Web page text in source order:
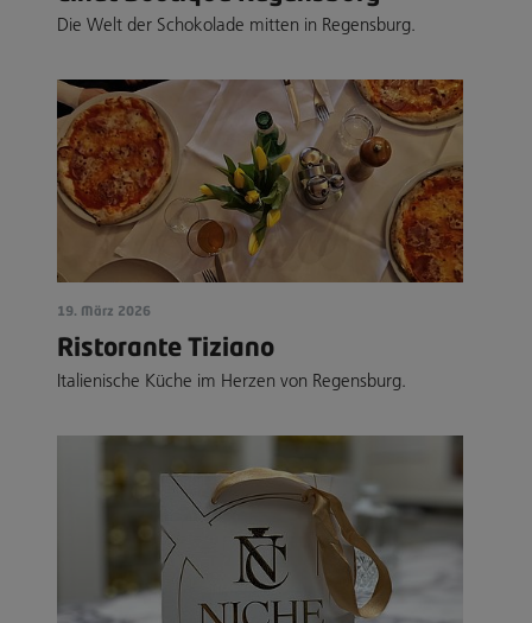
Die Welt der Schokolade mitten in Regensburg.
19. März 2026
Ristorante Tiziano
Italienische Küche im Herzen von Regensburg.